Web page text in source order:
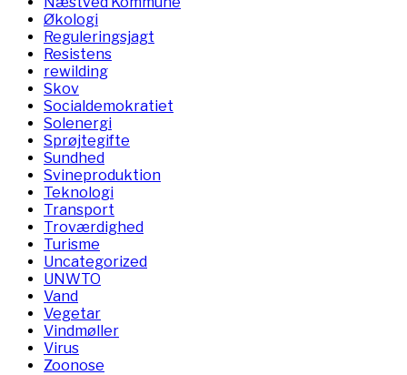
Økologi
Reguleringsjagt
Resistens
rewilding
Skov
Socialdemokratiet
Solenergi
Sprøjtegifte
Sundhed
Svineproduktion
Teknologi
Transport
Troværdighed
Turisme
Uncategorized
UNWTO
Vand
Vegetar
Vindmøller
Virus
Zoonose